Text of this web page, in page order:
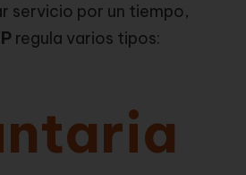
servicio por un tiempo,
regula varios tipos: